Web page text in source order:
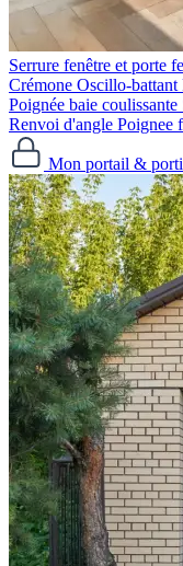
Serrure fenêtre et porte
Crémone Oscillo-battant
Poignée baie coulissante
Renvoi d'angle Poignee
Mon portail &